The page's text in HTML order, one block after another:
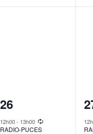
1
event,
26
12h00- 13h00
RADIO-PUCES
1